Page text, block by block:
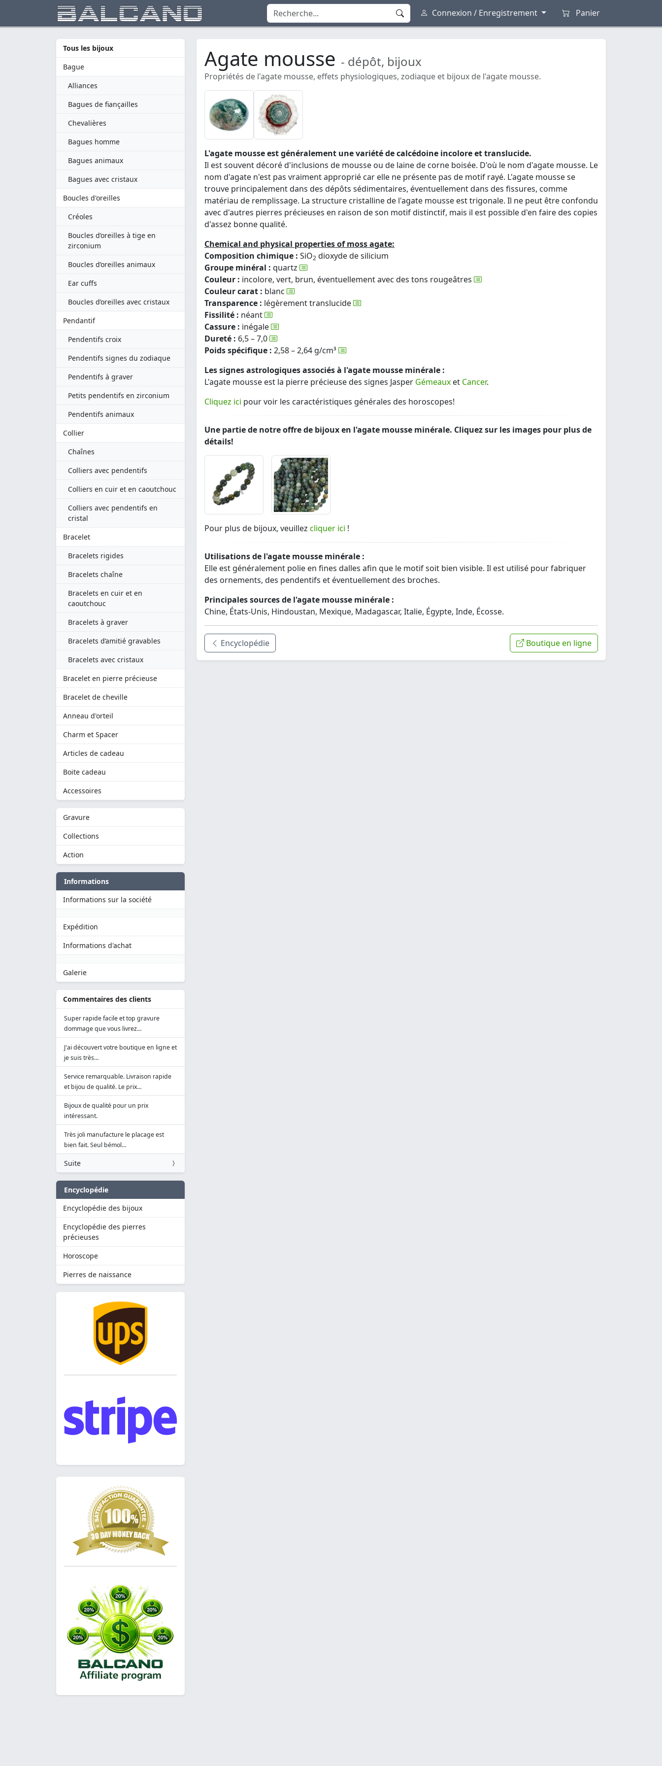
Connexion / Enregistrement Panier
Tous les bijoux
Bague
Alliances
Bagues de fiançailles
Chevalières
Bagues homme
Bagues animaux
Bagues avec cristaux
Boucles d'oreilles
Créoles
Boucles d’oreilles à tige en
zirconium
Boucles d’oreilles animaux
Ear cuffs
Boucles d’oreilles avec cristaux
Pendantif
Pendentifs croix
Pendentifs signes du zodiaque
Pendentifs à graver
Petits pendentifs en zirconium
Pendentifs animaux
Collier
Chaînes
Colliers avec pendentifs
Colliers en cuir et en caoutchouc
Colliers avec pendentifs en
cristal
Bracelet
Bracelets rigides
Bracelets chaîne
Bracelets en cuir et en
caoutchouc
Bracelets à graver
Bracelets d’amitié gravables
Bracelets avec cristaux
Bracelet en pierre précieuse
Bracelet de cheville
Anneau d'orteil
Charm et Spacer
Articles de cadeau
Boite cadeau
Accessoires
Gravure
Collections
Action
Informations
Informations sur la société
Expédition
Informations d'achat
Galerie
Commentaires des clients
Super rapide facile et top gravure
dommage que vous livrez…
J'ai découvert votre boutique en ligne et
je suis très…
Service remarquable. Livraison rapide
et bijou de qualité. Le prix…
Bijoux de qualité pour un prix
intéressant.
Très joli manufacture le placage est
bien fait. Seul bémol…
Suite
Encyclopédie
Encyclopédie des bijoux
Encyclopédie des pierres
précieuses
Horoscope
Pierres de naissance
Agate mousse - dépôt, bijoux
Propriétés de l'agate mousse, effets physiologiques, zodiaque et bijoux de l'agate mousse.
L'agate mousse est généralement une variété de calcédoine incolore et translucide.
Il est souvent décoré d'inclusions de mousse ou de laine de corne boisée. D'où le nom d'agate mousse. Le
nom d'agate n'est pas vraiment approprié car elle ne présente pas de motif rayé. L'agate mousse se
trouve principalement dans des dépôts sédimentaires, éventuellement dans des fissures, comme
matériau de remplissage. La structure cristalline de l'agate mousse est trigonale. Il ne peut être confondu
avec d'autres pierres précieuses en raison de son motif distinctif, mais il est possible d'en faire des copies
d'assez bonne qualité.
Chemical and physical properties of moss agate:
Composition chimique : SiO2 dioxyde de silicium
Groupe minéral : quartz
Couleur : incolore, vert, brun, éventuellement avec des tons rougeâtres
Couleur carat : blanc
Transparence : légèrement translucide
Fissilité : néant
Cassure : inégale
Dureté : 6,5 – 7,0
Poids spécifique : 2,58 – 2,64 g/cm³
Les signes astrologiques associés à l'agate mousse minérale :
L'agate mousse est la pierre précieuse des signes Jasper Gémeaux et Cancer.
Cliquez ici pour voir les caractéristiques générales des horoscopes!
Une partie de notre offre de bijoux en l'agate mousse minérale. Cliquez sur les images pour plus de
détails!
Pour plus de bijoux, veuillez cliquer ici !
Utilisations de l'agate mousse minérale :
Elle est généralement polie en fines dalles afin que le motif soit bien visible. Il est utilisé pour fabriquer
des ornements, des pendentifs et éventuellement des broches.
Principales sources de l'agate mousse minérale :
Chine, États-Unis, Hindoustan, Mexique, Madagascar, Italie, Égypte, Inde, Écosse.
Encyclopédie Boutique en ligne